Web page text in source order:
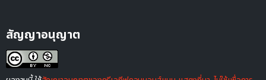
สัญญาอนุญาต